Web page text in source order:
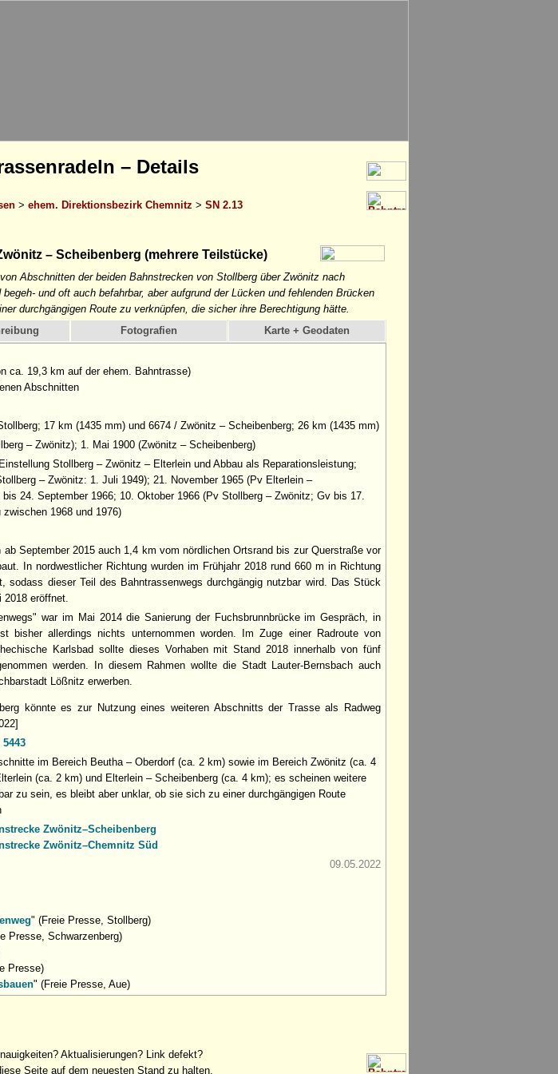
– Details
> ehem. Direktionsbezirk Chemnitz > SN 2.13
– Scheibenberg (mehrere Teilstücke)
Abschnitten der beiden Bahnstrecken von Stollberg über Zwönitz nach
und oft auch befahrbar, aber aufgrund der Lücken und fehlenden Brücken
durchgängigen Route zu verknüpfen, die sicher ihre Berechtigung hätte.
Fotografien Karte + Geodaten
ca. 19,3 km auf der ehem. Bahntrasse)
Abschnitten
17 km (1435 mm) und 6674 / Zwönitz – Scheibenberg; 26 km (1435 mm)
– Zwönitz); 1. Mai 1900 (Zwönitz – Scheibenberg)
Stollberg – Zwönitz – Elterlein und Abbau als Reparationsleistung;
– Zwönitz: 1. Juli 1949); 21. November 1965 (Pv Elterlein –
24. September 1966; 10. Oktober 1966 (Pv Stollberg – Zwönitz; Gv bis 17.
zwischen 1968 und 1976)
ab September 2015 auch 1,4 km vom nördlichen Ortsrand bis zur Querstraße vor
In nordwestlicher Richtung wurden im Frühjahr 2018 rund 660 m in Richtung
sodass dieser Teil des Bahntrassenwegs durchgängig nutzbar wird. Das Stück
2018 eröffnet.
war im Mai 2014 die Sanierung der Fuchsbrunnbrücke im Gespräch, in
bisher allerdings nichts unternommen worden. Im Zuge einer Radroute von
Karlsbad sollte dieses Vorhaben mit Stand 2018 innerhalb von fünf
werden. In diesem Rahmen wollte die Stadt Lauter-Bernsbach auch
Lößnitz erwerben.
könnte es zur Nutzung eines weiteren Abschnitts der Trasse als Radweg
5443
im Bereich Beutha – Oberdorf (ca. 2 km) sowie im Bereich Zwönitz (ca. 4
(ca. 2 km) und Elterlein – Scheibenberg (ca. 4 km); es scheinen weitere
zu sein, es bleibt aber unklar, ob sie sich zu einer durchgängigen Route
Zwönitz–Scheibenberg
Zwönitz–Chemnitz Süd
09.05.2022
" (Freie Presse, Stollberg)
Presse, Schwarzenberg)
Presse)
" (Freie Presse, Aue)
Aktualisierungen? Link defekt?
Seite auf dem neuesten Stand zu halten.